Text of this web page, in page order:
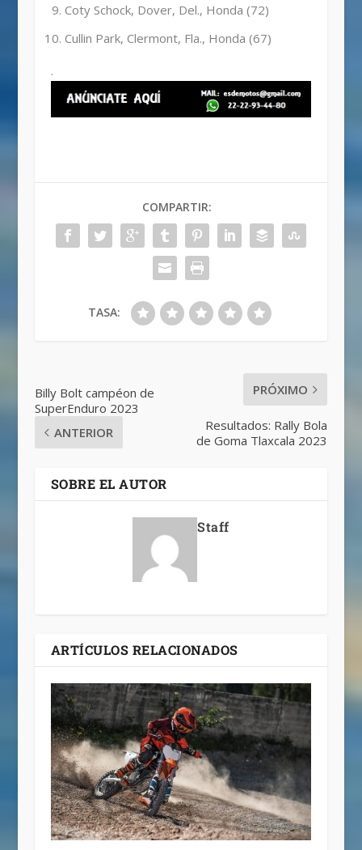
Coty Schock, Dover, Del., Honda (72)
Cullin Park, Clermont, Fla., Honda (67)
.
COMPARTIR:
TASA:
Billy Bolt campéon de
SuperEnduro 2023
ANTERIOR
PRÓXIMO
Resultados: Rally Bola
de Goma Tlaxcala 2023
SOBRE EL AUTOR
Staff
ARTÍCULOS RELACIONADOS